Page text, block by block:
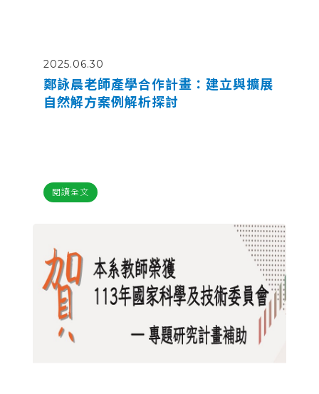
2025.06.30
鄭詠晨老師產學合作計畫：建立與擴展
自然解方案例解析探討
閱讀全文